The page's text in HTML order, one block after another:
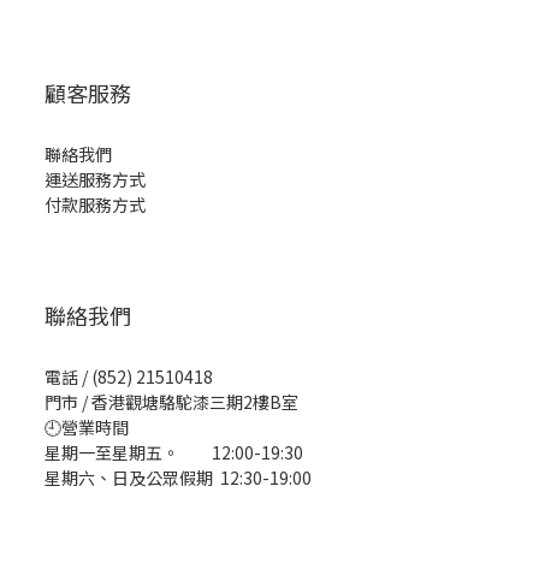
顧客服務
聯絡我們
運送服務方式
付款服務方式
聯絡我們
電話 / (852) 21510418
門市 / 香港觀塘駱駝漆三期2樓B室
🕘營業時間
星期一至星期五。 12:00-19:30
星期六、日及公眾假期 12:30-19:00